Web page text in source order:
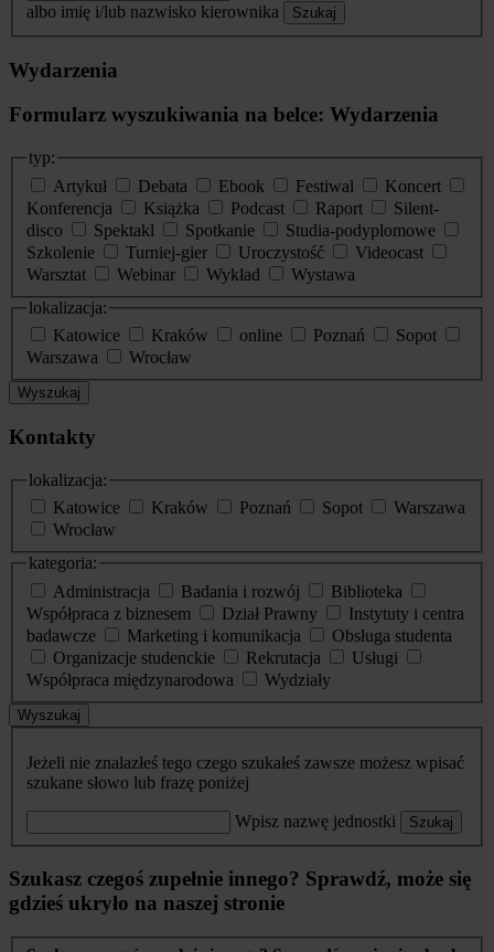
albo imię i/lub nazwisko kierownika
Szukaj
Wydarzenia
Formularz wyszukiwania na belce: Wydarzenia
typ:
Artykuł
Debata Ebook Festiwal
Koncert
Konferencja
Książka Podcast Raport
Silent-
disco
Spektakl Spotkanie
Studia-podyplomowe
Szkolenie
Turniej-gier Uroczystość
Videocast
Warsztat
Webinar Wykład
Wystawa
lokalizacja:
Katowice
Kraków online Poznań
Sopot
Warszawa
Wrocław
Wyszukaj
Kontakty
lokalizacja:
Katowice
Kraków Poznań Sopot
Warszawa
Wrocław
kategoria:
Administracja
Badania i rozwój
Biblioteka
Współpraca z biznesem
Dział Prawny
Instytuty i centra
badawcze
Marketing i komunikacja
Obsługa studenta
Organizacje studenckie
Rekrutacja
Usługi
Współpraca międzynarodowa
Wydziały
Wyszukaj
Jeżeli nie znalazłeś tego czego szukałeś zawsze możesz wpisać
szukane słowo lub frazę poniżej
Wpisz nazwę jednostki Szukaj
Szukasz czegoś zupełnie innego? Sprawdź, może się
gdzieś ukryło na naszej stronie